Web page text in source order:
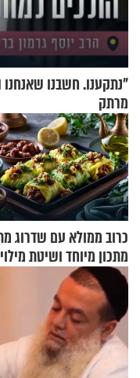
"נתקענו. חשבנו שאנחנו
מרתק
כרוב ממולא עם שדרוג
מתכון מיוחד ושיטת מילוי
שאתם חייבים לנסות